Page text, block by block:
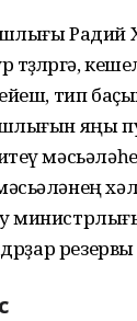
Радий
тип
яңы
хәл